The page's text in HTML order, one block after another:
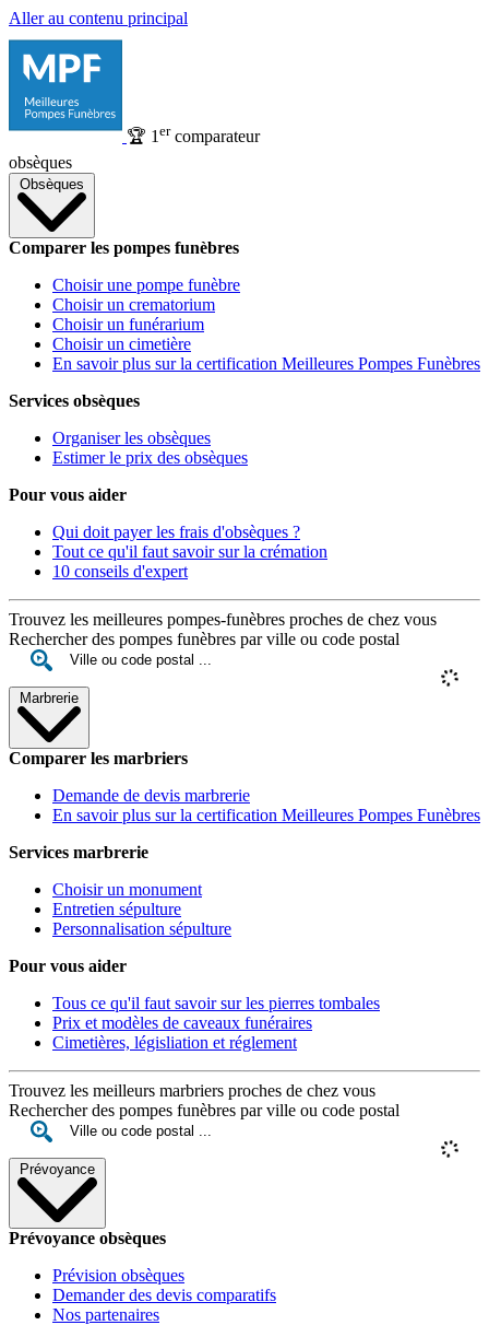
Aller au contenu principal
🏆 1 ercomparateur
obsèques
Obsèques
Comparer les pompes funèbres
Choisir une pompe funèbre
Choisir un crematorium
Choisir un funérarium
Choisir un cimetière
En savoir plus sur la certification Meilleures Pompes Funèbres
Services obsèques
Organiser les obsèques
Estimer le prix des obsèques
Pour vous aider
Qui doit payer les frais d'obsèques ?
Tout ce qu'il faut savoir sur la crémation
10 conseils d'expert
Trouvez les meilleures pompes-funèbres proches de chez vous
Rechercher des pompes funèbres par ville ou code postal
Marbrerie
Comparer les marbriers
Demande de devis marbrerie
En savoir plus sur la certification Meilleures Pompes Funèbres
Services marbrerie
Choisir un monument
Entretien sépulture
Personnalisation sépulture
Pour vous aider
Tous ce qu'il faut savoir sur les pierres tombales
Prix et modèles de caveaux funéraires
Cimetières, législiation et réglement
Trouvez les meilleurs marbriers proches de chez vous
Rechercher des pompes funèbres par ville ou code postal
Prévoyance
Prévoyance obsèques
Prévision obsèques
Demander des devis comparatifs
Nos partenaires